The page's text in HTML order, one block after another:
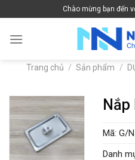
to
content
Chào mừng bạn đến
Trang chủ / Sản phẩm /
Mã: G/
Danh